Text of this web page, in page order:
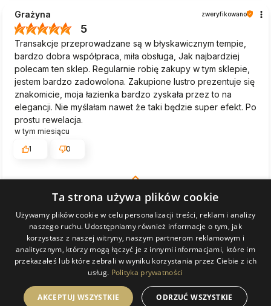
że lustro cieszy oko przez długie lata – do zobaczenia!
🪞
Bardzo dziękujemy! Staramy się, by każde zamówienie
trafiło do klienta w idealnym stanie i cieszymy się, że tym
razem się udało. Zapraszamy ponownie!
Grażyna zweryfikowano
5
Transakcje przeprowadzane są w błyskawicznym tempie,
bardzo dobra współpraca, miła obsługa, Jak najbardziej
polecam ten sklep. Regularnie robię zakupy w tym sklepie,
jestem bardzo zadowolona. Zakupione lustro prezentuje się
znakomicie, moja łazienka bardzo zyskała przez to na
elegancji. Nie myślałam nawet że taki będzie super efekt. Po
prostu rewelacja.
w tym miesiącu
1
0
KATARZYNA
5
Paczka dobrze zabezpieczona, lustro zgodne z opisem.
Niestety tylko wysyłka trwała 2 tygodnie...
0
Ta strona używa plików cookie
Używamy plików cookie w celu personalizacji treści, reklam i analizy
naszego ruchu. Udostępniamy również informacje o tym, jak
korzystasz z naszej witryny, naszym partnerom reklamowym i
analitycznym, którzy mogą łączyć je z innymi informacjami, które im
przekazałeś lub które zebrali w wyniku korzystania przez Ciebie z ich
usług. Polityka prywatności
AKCEPTUJ WSZYSTKIE ODRZUĆ WSZYSTKIE